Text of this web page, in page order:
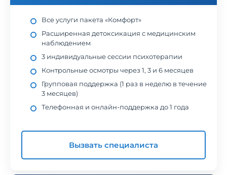
Все услуги пакета «Комфорт»
Расширенная детоксикация с медицинским
наблюдением
3 индивидуальные сессии психотерапии
Контрольные осмотры через 1, 3 и 6 месяцев
Групповая поддержка (1 раз в неделю в течение
3 месяцев)
Телефонная и онлайн-поддержка до 1 года
Вызвать специалиста